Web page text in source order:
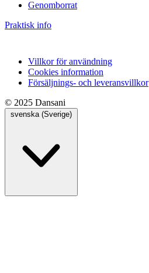
Genomborrat
Praktisk info
Villkor för användning
Cookies information
Försäljnings- och leveransvillkor
© 2025 Dansani
svenska (Sverige)